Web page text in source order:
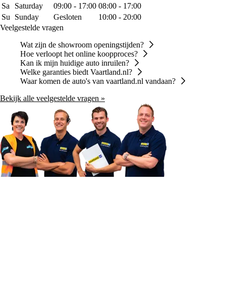
Sa
Saturday 09:00 - 17:00 08:00 - 17:00
Su
Sunday Gesloten
10:00 - 20:00
Veelgestelde vragen
Wat zijn de showroom openingstijden?
Hoe verloopt het online koopproces?
Kan ik mijn huidige auto inruilen?
Welke garanties biedt Vaartland.nl?
Waar komen de auto's van vaartland.nl vandaan?
Bekijk alle veelgestelde vragen »